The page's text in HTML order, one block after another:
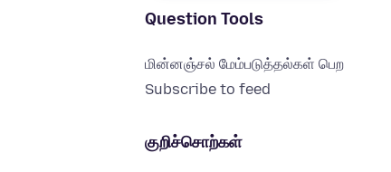
Question Tools
மின்னஞ்சல் மேம்படுத்தல்கள் பெற
Subscribe to feed
குறிச்சொற்கள்